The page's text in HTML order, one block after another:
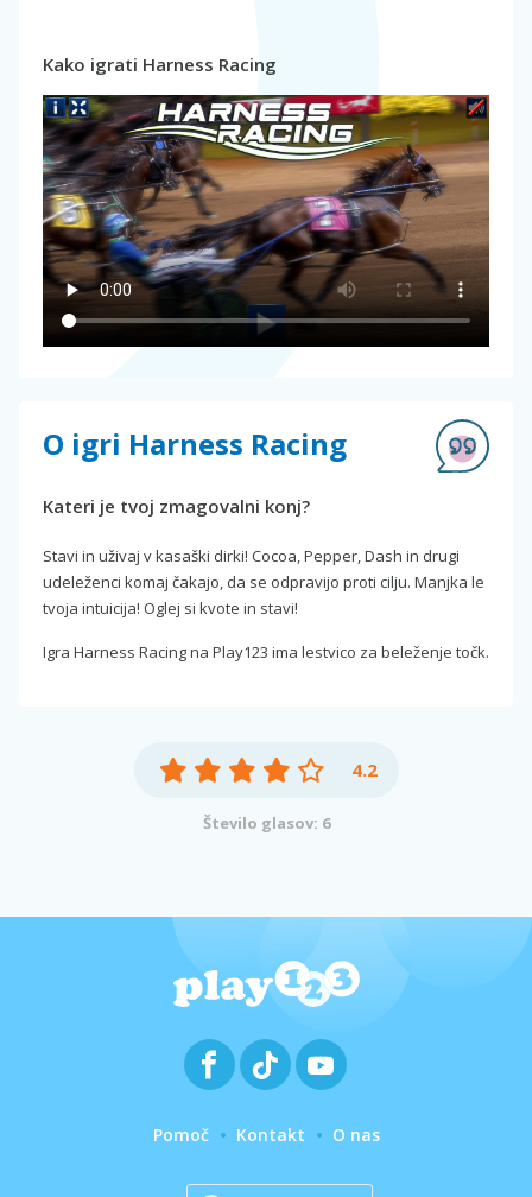
Kako igrati Harness Racing
O igri Harness Racing
Kateri je tvoj zmagovalni konj?
Stavi in uživaj v kasaški dirki! Cocoa, Pepper, Dash in drugi
udeleženci komaj čakajo, da se odpravijo proti cilju. Manjka le
tvoja intuicija! Oglej si kvote in stavi!
Igra Harness Racing na Play123 ima lestvico za beleženje točk.
4.2
Število glasov: 6
Pomoč Kontakt O nas